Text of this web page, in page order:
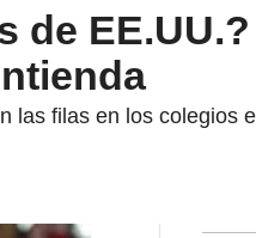
de EE.UU.?
las filas en los colegios